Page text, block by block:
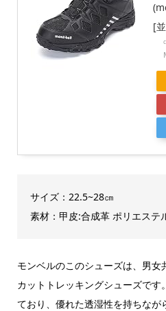
[
サイズ：22.5~28㎝
素材：甲皮:合成革 ポリエステ
モンベルのこのシューズは、男
カットトレッキングシューズです
ており、優れた透湿性を持ちなが